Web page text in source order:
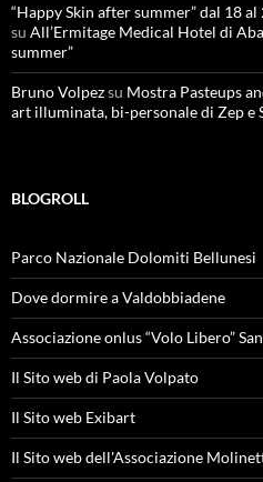
“Happy Skin after summer” dal 18
su All’Ermitage Medical Hotel di
summer”
Bruno Volpezsu Mostra Pasteups
art illuminata, bi-personale di Zep e
BLOGROLL
Parco Nazionale Dolomiti Bellunesi
Dove dormire a Valdobbiadene
Associazione onlus “Volo Libero”
Il Sito web di Paola Volpato
Il Sito web Exibart
Il Sito web dell'Associazione